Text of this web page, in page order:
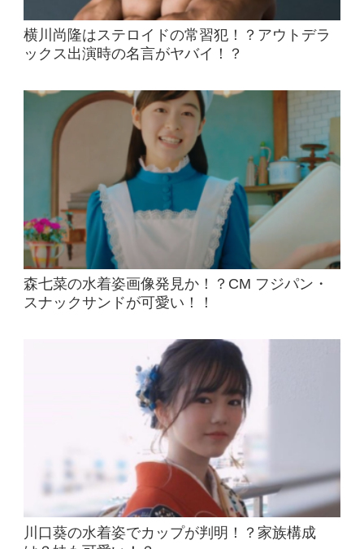
横川尚隆はステロイドの常習犯！？アウトデラ
ックス出演時の名言がヤバイ！？
森七菜の水着姿画像発見か！？CM フジパン・
スナックサンドが可愛い！！
川口葵の水着姿でカップが判明！？家族構成